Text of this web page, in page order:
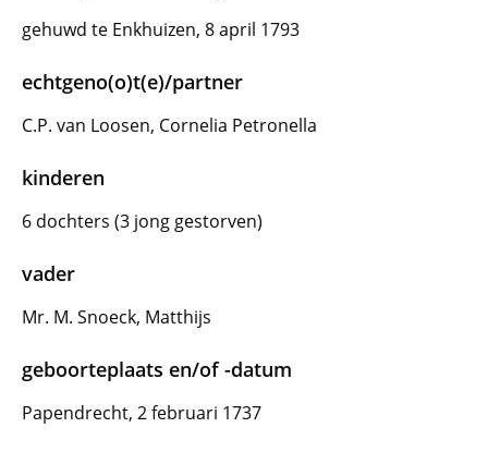
gehuwd te Enkhuizen, 8 april 1793
echtgeno(o)t(e)/partner
C.P. van Loosen, Cornelia Petronella
kinderen
6 dochters (3 jong gestorven)
vader
Mr. M. Snoeck, Matthijs
geboorteplaats en/of -datum
Papendrecht, 2 februari 1737